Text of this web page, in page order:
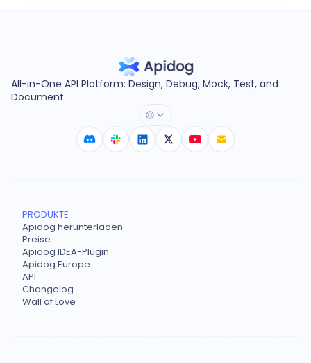
All-in-One API Platform: Design, Debug, Mock, Test, and
Document
PRODUKTE
Apidog herunterladen
Preise
Apidog IDEA-Plugin
Apidog Europe
API
Changelog
Wall of Love